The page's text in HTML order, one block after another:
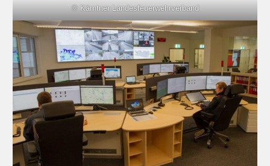
© Kärntner Landesfeuerwehrverband